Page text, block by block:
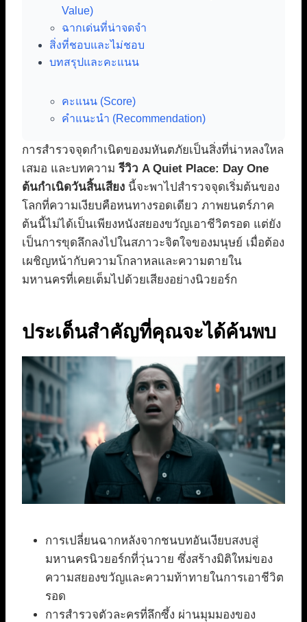
Value)
ฉากเด่นที่น่าจดจำ
สิ่งที่ชอบและไม่ชอบ
บทสรุปและคะแนน
คะแนน (Score)
คำแนะนำ (Recommendation)
การสำรวจจุดกำเนิดของมหันตภัยเป็นสิ่งที่น่าหลงใหล
เสมอ และบทความรีวิว A Quiet Place: Day One
ต้นกำเนิดวันสิ้นเสียง นี้จะพาไปสำรวจจุดเริ่มต้นของ
โลกที่ความเงียบคือหนทางรอดเดียว ภาพยนตร์ภาค
ต้นนี้ไม่ได้เป็นเพียงหนังสยองขวัญเอาชีวิตรอด แต่ยัง
เป็นการขุดลึกลงไปในสภาวะจิตใจของมนุษย์ เมื่อต้อง
เผชิญหน้ากับความโกลาหลและความตายใน
มหานครที่เคยเต็มไปด้วยเสียงอย่างนิวยอร์ก
ประเด็นสำคัญที่คุณจะได้ค้นพบ
การเปลี่ยนฉากหลังจากชนบทอันเงียบสงบสู่
มหานครนิวยอร์กที่วุ่นวาย ซึ่งสร้างมิติใหม่ของ
ความสยองขวัญและความท้าทายในการเอาชีวิต
รอด
การสำรวจตัวละครที่ลึกซึ้ง ผ่านมุมมองของ